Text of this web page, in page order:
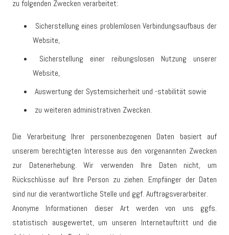
zu folgenden Zwecken verarbeitet:
Sicherstellung eines problemlosen Verbindungsaufbaus der
Website,
Sicherstellung einer reibungslosen Nutzung unserer
Website,
Auswertung der Systemsicherheit und -stabilität sowie
zu weiteren administrativen Zwecken.
Die Verarbeitung Ihrer personenbezogenen Daten basiert auf
unserem berechtigten Interesse aus den vorgenannten Zwecken
zur Datenerhebung. Wir verwenden Ihre Daten nicht, um
Rückschlüsse auf Ihre Person zu ziehen. Empfänger der Daten
sind nur die verantwortliche Stelle und ggf. Auftragsverarbeiter.
Anonyme Informationen dieser Art werden von uns ggfs.
statistisch ausgewertet, um unseren Internetauftritt und die